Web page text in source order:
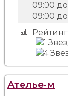
09:00 до
09:00 до
Рейтинг:
Ателье-м